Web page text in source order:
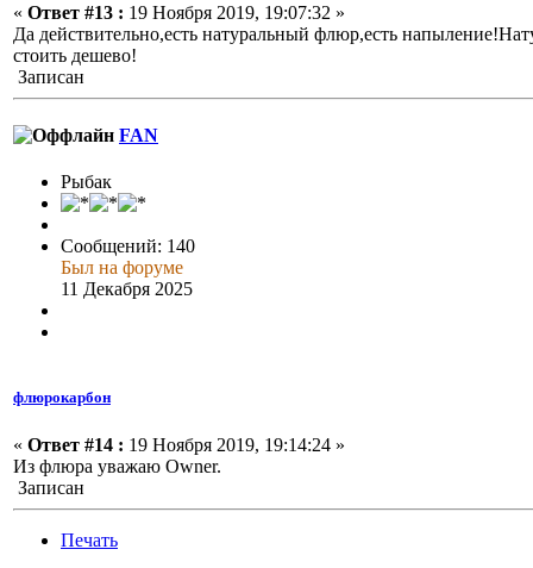
« Ответ #13 : 19 Ноября 2019, 19:07:32 »
Да действительно,есть натуральный флюр,есть
стоить дешево!
Записан
FAN
Рыбак
Сообщений: 140
Был на форуме
11 Декабря 2025
флюрокарбон
« Ответ #14 : 19 Ноября 2019, 19:14:24 »
Из флюра уважаю Owner.
Записан
Печать